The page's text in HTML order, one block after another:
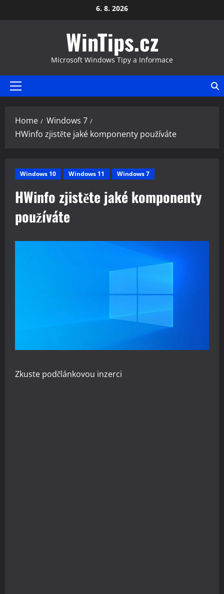
to
6. 8. 2026
WinTips.cz
Microsoft Windows Tipy a Informace
Primary
Home
Windows 7
HWinfo zjistěte jaké komponenty používáte
Windows 10 Windows 11 Windows 7
HWinfo zjistěte jaké komponenty
používáte
Zkuste podčlánkovou inzerci